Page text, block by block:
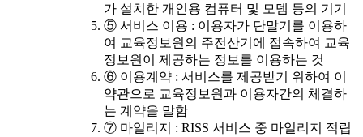
가 설치한 개인용 컴퓨터 및 모뎀 등의 기기
⑤ 서비스 이용 : 이용자가 단말기를 이용하
여 교육정보원의 주전산기에 접속하여 교육
정보원이 제공하는 정보를 이용하는 것
⑥ 이용계약 : 서비스를 제공받기 위하여 이
약관으로 교육정보원과 이용자간의 체결하
는 계약을 말함
⑦ 마일리지 : RISS 서비스 중 마일리지 적립